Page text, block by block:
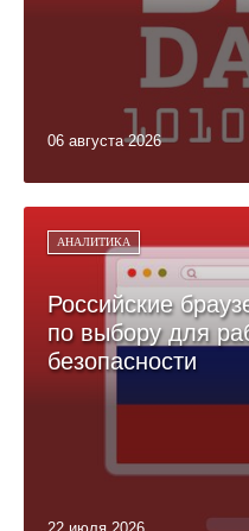
06 августа 2026
АНАЛИТИКА
Российские
по выбору для
безопасности